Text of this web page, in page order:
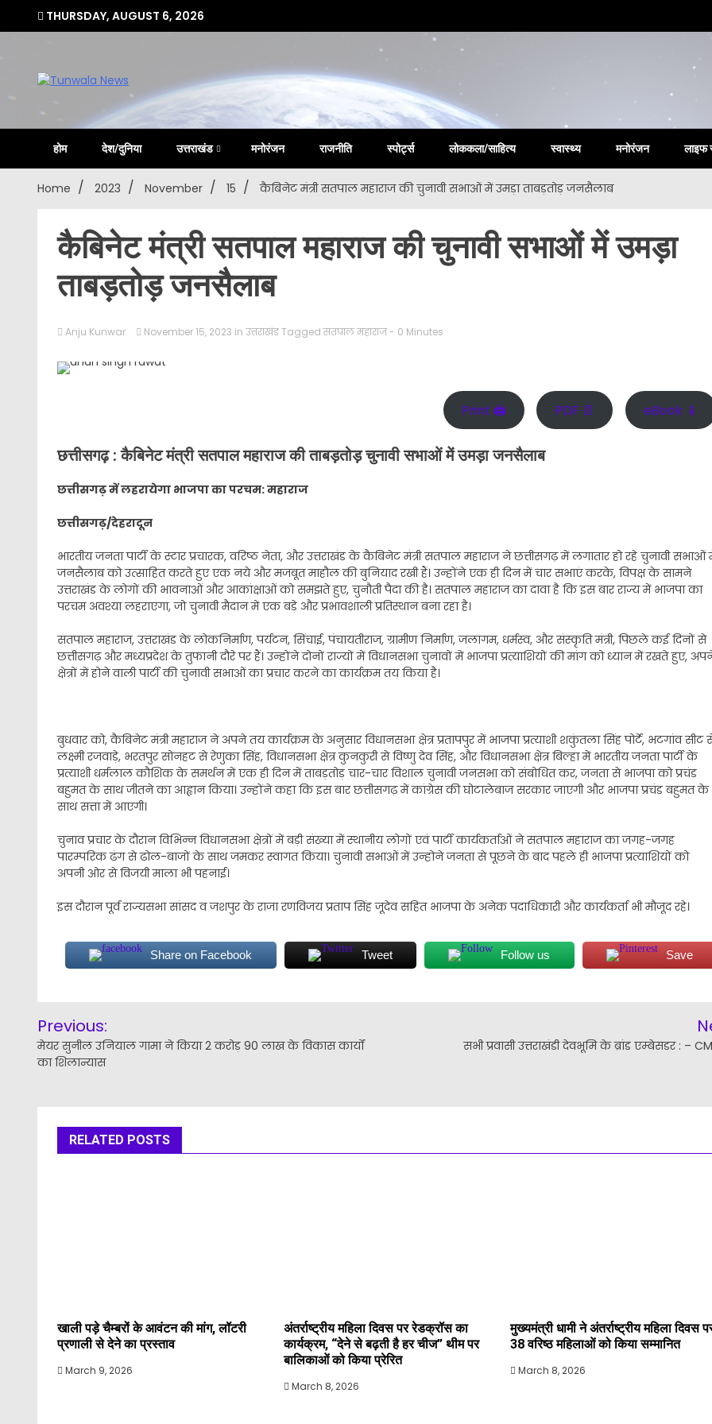
THURSDAY, AUGUST 6, 2026
Tunwala
Uttarakhand Hindi News Portal
होम देश/दुनिया उत्तराखंड मनोरंजन राजनीति स्पोर्ट्स लोककला/साहित्य स्वास्थ्य मनोरंजन लाइफ
Home 2023 November 15 कैबिनेट मंत्री सतपाल महाराज की चुनावी सभाओं में उमड़ा ताबड़तोड़ जनसैलाब
कैबिनेट मंत्री सतपाल महाराज की चुनावी सभाओं में उमड़ा
ताबड़तोड़ जनसैलाब
Anju Kunwar November 15, 2023 in उत्तराखंडTaggedसतपाल महाराज - 0 Minutes
Print 🖨 PDF 📄 eBook 📱
छत्तीसगढ़ : कैबिनेट मंत्री सतपाल महाराज की ताबड़तोड़ चुनावी सभाओं में उमड़ा जनसैलाब
छत्तीसगढ़ में लहरायेगा भाजपा का परचम: महाराज
छत्तीसगढ़/देहरादून
भारतीय जनता पार्टी के स्टार प्रचारक, वरिष्ठ नेता, और उत्तराखंड के कैबिनेट मंत्री सतपाल महाराज ने छत्तीसगढ़ में लगातार हो रहे चुनावी सभाओं
जनसैलाब को उत्साहित करते हुए एक नये और मजबूत माहौल की बुनियाद रखी हैं। उन्होंने एक ही दिन में चार सभाएं करके, विपक्ष के सामने
उत्तराखंड के लोगों की भावनाओं और आकांक्षाओं को समझते हुए, चुनौती पैदा की है। सतपाल महाराज का दावा है कि इस बार राज्य में भाजपा का
परचम अवश्या लहराएगा, जो चुनावी मैदान में एक बड़े और प्रभावशाली प्रतिस्थान बना रहा है।
सतपाल महाराज, उत्तराखंड के लोकनिर्माण, पर्यटन, सिंचाई, पंचायतीराज, ग्रामीण निर्माण, जलागम, धर्मस्व, और संस्कृति मंत्री, पिछले कई दिनों से
छत्तीसगढ़ और मध्यप्रदेश के तुफानी दौरे पर हैं। उन्होंने दोनों राज्यों में विधानसभा चुनावों में भाजपा प्रत्याशियों की मांग को ध्यान में रखते हुए,
क्षेत्रों में होने वाली पार्टी की चुनावी सभाओं का प्रचार करने का कार्यक्रम तय किया है।
बुधवार को, कैबिनेट मंत्री महाराज ने अपने तय कार्यक्रम के अनुसार विधानसभा क्षेत्र प्रतापपुर में भाजपा प्रत्याशी शकुंतला सिंह पोर्टे, भटगांव सीट
लक्ष्मी रजवाड़े, भरतपुर सोनहट से रेणुका सिंह, विधानसभा क्षेत्र कुनकुरी से विष्णु देव सिंह, और विधानसभा क्षेत्र बिल्हा में भारतीय जनता पार्टी के
प्रत्याशी धर्मलाल कौशिक के समर्थन में एक ही दिन में ताबड़तोड़ चार-चार विशाल चुनावी जनसभा को संबोधित कर, जनता से भाजपा को प्रचंड
बहुमत के साथ जीतने का आह्वान किया। उन्होंने कहा कि इस बार छत्तीसगढ़ में कांग्रेस की घोटालेबाज सरकार जाएगी और भाजपा प्रचंड बहुमत के
साथ सत्ता में आएगी।
चुनाव प्रचार के दौरान विभिन्न विधानसभा क्षेत्रों में बड़ी संख्या में स्थानीय लोगों एवं पार्टी कार्यकर्ताओं ने सतपाल महाराज का जगह-जगह
पारम्परिक ढंग से ढोल-बाजों के साथ जमकर स्वागत किया। चुनावी सभाओं में उन्होने जनता से पूछने के बाद पहले ही भाजपा प्रत्याशियों को
अपनी ओर से विजयी माला भी पहनाई।
इस दौरान पूर्व राज्यसभा सांसद व जशपुर के राजा रणविजय प्रताप सिंह जूदेव सहित भाजपा के अनेक पदाधिकारी और कार्यकर्ता भी मौजूद रहे।
Share on Facebook Tweet Follow us Save
navigation
Previous:
मेयर सुनील उनियाल गामा ने किया 2 करोड़ 90 लाख के विकास कार्यों
का शिलान्यास
सभी प्रवासी उत्तराखंडी देवभूमि के ब्रांड एम्बेसडर : –
RELATED POSTS
खाली पड़े चैम्बरों के आवंटन की मांग, लॉटरी
प्रणाली से देने का प्रस्ताव
March 9, 2026
अंतर्राष्ट्रीय महिला दिवस पर रेडक्रॉस का
कार्यक्रम, “देने से बढ़ती है हर चीज” थीम पर
बालिकाओं को किया प्रेरित
March 8, 2026
मुख्यमंत्री धामी ने अंतर्राष्ट्रीय महिला दिवस
38 वरिष्ठ महिलाओं को किया सम्मानित
March 8, 2026